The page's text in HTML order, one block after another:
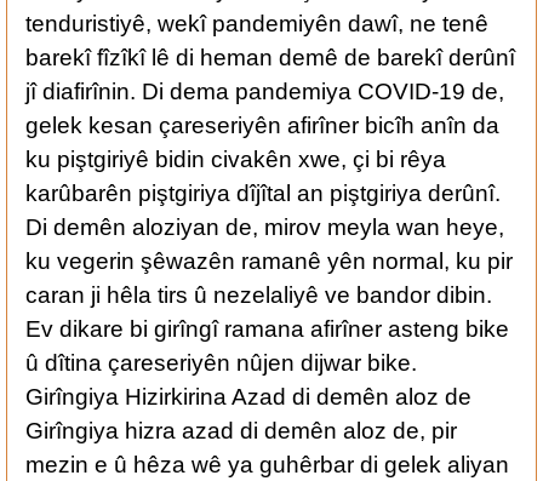
tenduristiyê, wekî pandemiyên dawî, ne tenê
barekî fîzîkî lê di heman demê de barekî derûnî
jî diafirînin. Di dema pandemiya COVID-19 de,
gelek kesan çareseriyên afirîner bicîh anîn da
ku piştgiriyê bidin civakên xwe, çi bi rêya
karûbarên piştgiriya dîjîtal an piştgiriya derûnî.
Di demên aloziyan de, mirov meyla wan heye,
ku vegerin şêwazên ramanê yên normal, ku pir
caran ji hêla tirs û nezelaliyê ve bandor dibin.
Ev dikare bi girîngî ramana afirîner asteng bike
û dîtina çareseriyên nûjen dijwar bike.
Girîngiya Hizirkirina Azad di demên aloz de
Girîngiya hizra azad di demên aloz de, pir
mezin e û hêza wê ya guhêrbar di gelek aliyan